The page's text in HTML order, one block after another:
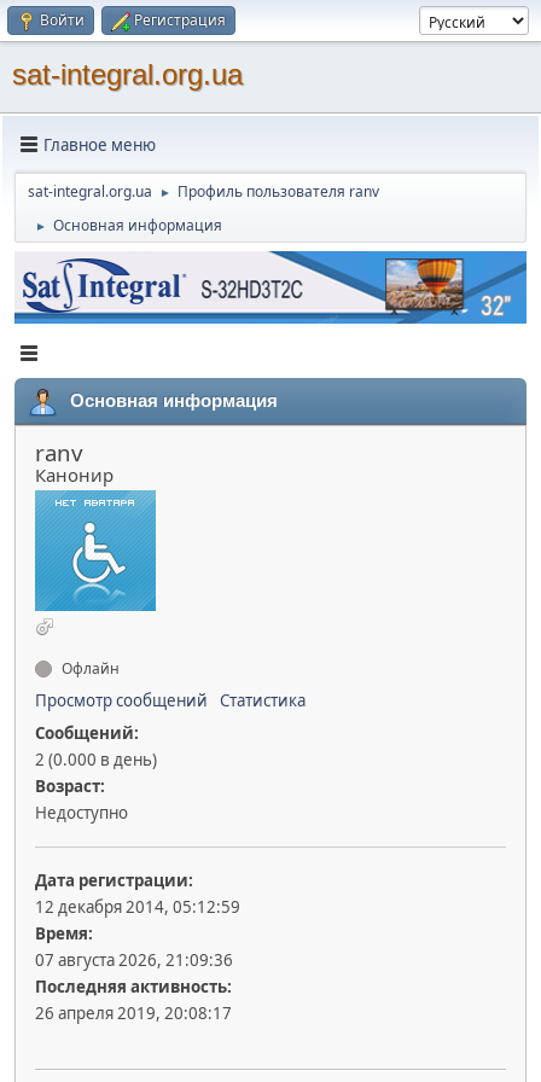
Войти Регистрация
sat-integral.org.ua
Главное меню
sat-integral.org.ua ► Профиль пользователя ranv
► Основная информация
Основная информация
ranv
Канонир
Офлайн
Просмотр сообщений
Статистика
Сообщений:
2 (0.000 в день)
Возраст:
Недоступно
Дата регистрации:
12 декабря 2014, 05:12:59
Время:
07 августа 2026, 21:09:36
Последняя активность:
26 апреля 2019, 20:08:17